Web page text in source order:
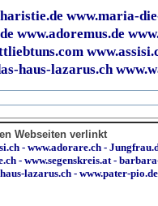
www.maria-
www.adoremus.de
haus-lazarus.ch
Webseiten verlinkt
- www.adorare.ch -
- www.segenskreis.at-
lazarus.ch - www.pater-pio.de